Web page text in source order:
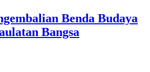
Benda Budaya
Bangsa